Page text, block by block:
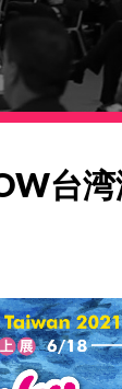
印尼
北京
菲律
香港
台